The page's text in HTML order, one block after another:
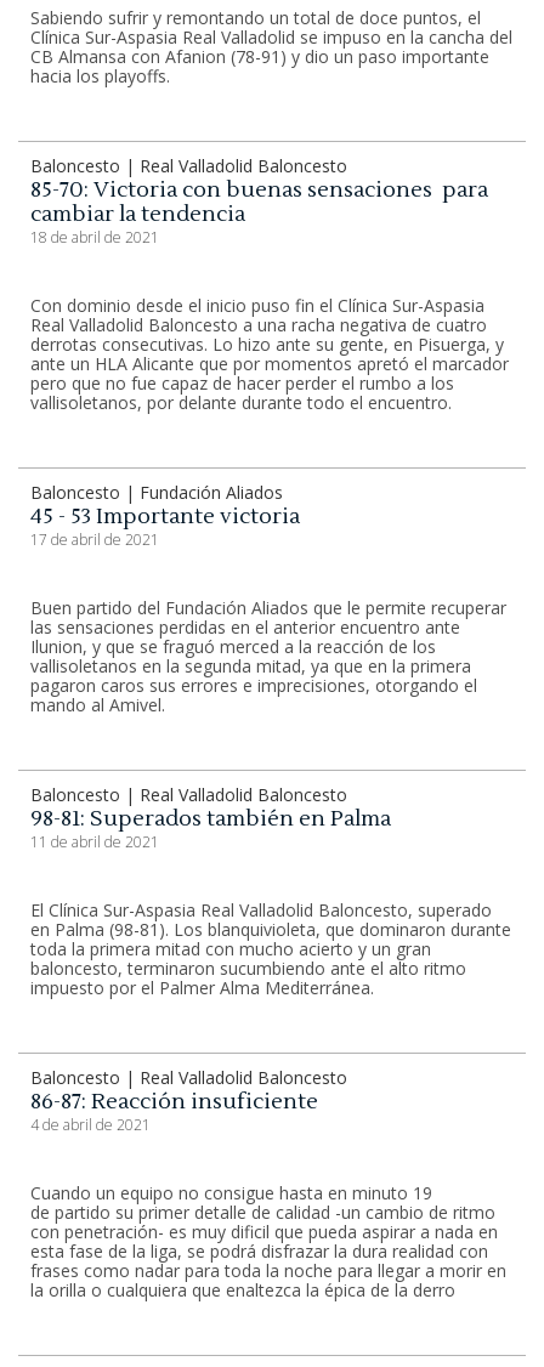
Sabiendo sufrir y remontando un total de doce puntos, el
Clínica Sur-Aspasia Real Valladolid se impuso en la cancha del
CB Almansa con Afanion (78-91) y dio un paso importante
hacia los playoffs.
Baloncesto | Real Valladolid Baloncesto
85-70: Victoria con buenas sensaciones para
cambiar la tendencia
18 de abril de 2021
Con dominio desde el inicio puso fin el Clínica Sur-Aspasia
Real Valladolid Baloncesto a una racha negativa de cuatro
derrotas consecutivas. Lo hizo ante su gente, en Pisuerga, y
ante un HLA Alicante que por momentos apretó el marcador
pero que no fue capaz de hacer perder el rumbo a los
vallisoletanos, por delante durante todo el encuentro.
Baloncesto | Fundación Aliados
45 - 53 Importante victoria
17 de abril de 2021
Buen partido del Fundación Aliados que le permite recuperar
las sensaciones perdidas en el anterior encuentro ante
Ilunion, y que se fraguó merced a la reacción de los
vallisoletanos en la segunda mitad, ya que en la primera
pagaron caros sus errores e imprecisiones, otorgando el
mando al Amivel.
Baloncesto | Real Valladolid Baloncesto
98-81: Superados también en Palma
11 de abril de 2021
El Clínica Sur-Aspasia Real Valladolid Baloncesto, superado
en Palma (98-81). Los blanquivioleta, que dominaron durante
toda la primera mitad con mucho acierto y un gran
baloncesto, terminaron sucumbiendo ante el alto ritmo
impuesto por el Palmer Alma Mediterránea.
Baloncesto | Real Valladolid Baloncesto
86-87: Reacción insuficiente
4 de abril de 2021
Cuando un equipo no consigue hasta en minuto 19
de partido su primer detalle de calidad -un cambio de ritmo
con penetración- es muy dificil que pueda aspirar a nada en
esta fase de la liga, se podrá disfrazar la dura realidad con
frases como nadar para toda la noche para llegar a morir en
la orilla o cualquiera que enaltezca la épica de la derro